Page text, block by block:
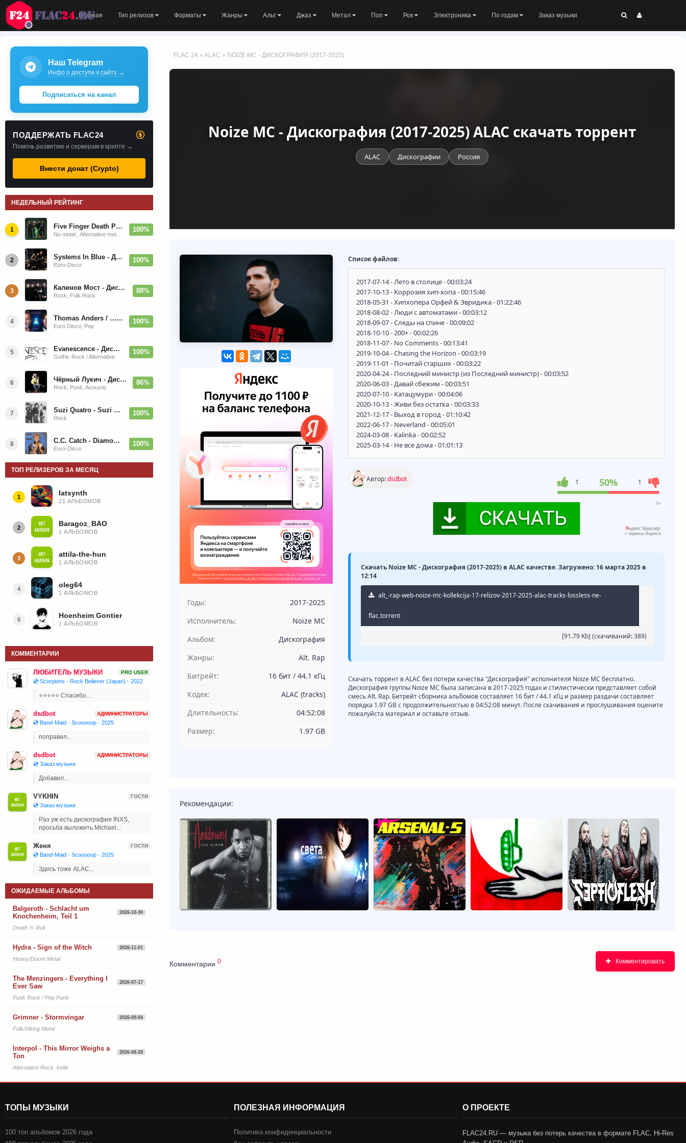
Главная Тип релизов Форматы Жанры Альт Джаз Метал Поп Рок Электроника По годам Заказ музыки
FLAC 24 » ALAC » NOIZE MC - ДИСКОГРАФИЯ (2017-2025)
Noize MC - Дискография (2017-2025) ALAC скачать торрент
ALAC Дискографии Россия
Годы:
2017-2025
Исполнитель:
Noize MC
Альбом:
Дискография
Жанры:
Alt. Rap
Битрейт:
16 бит / 44.1 кГц
Кодек:
ALAC (tracks)
Длительность:
04:52:08
Размер:
1.97 GB
Список файлов:
2017-07-14 - Лето в столице - 00:03:24
2017-10-13 - Коррозия хип-хопа - 00:15:46
2018-05-31 - Хипхопера Орфей & Эвридика - 01:22:46
2018-08-02 - Люди с автоматами - 00:03:12
2018-09-07 - Следы на спине - 00:09:02
2018-10-10 - 200+ - 00:02:26
2018-11-07 - No Comments - 00:13:41
2019-10-04 - Chasing the Horizon - 00:03:19
2019-11-01 - Почитай старших - 00:03:22
2020-04-24 - Последний министр (из Последний министр) - 00:03:52
2020-06-03 - Давай сбежим - 00:03:51
2020-07-10 - Катацумури - 00:04:06
2020-10-13 - Живи без остатка - 00:03:33
2021-12-17 - Выход в город - 01:10:42
2022-06-17 - Neverland - 00:05:01
2024-03-08 - Kalinka - 00:02:52
2025-03-14 - Не все дома - 01:01:13
Автор:dsdbot 1 50% 1
Скачать Noize MC - Дискография (2017-2025) в ALAC качестве. Загружено: 16 марта 2025 в
12:14
alt_-rap-web-noize-mc-kollekcija-17-relizov-2017-2025-alac-tracks-lossless-ne-
flac.torrent
[91.79 Kb] (cкачиваний: 389)
Скачать торрент в ALAC без потери качества "Дискография" исполнителя Noize MC бесплатно.
Дискография группы Noize MC была записана в 2017-2025 годах и стилистически представляет собой
смесь Alt. Rap. Битрейт сборника альбомов составляет 16 бит / 44.1 кГц и размер раздачи составляет
порядка 1.97 GB с продолжительностью в 04:52:08 минут. После скачивания и прослушивания оцените
пожалуйста материал и оставьте отзыв.
Рекомендации:
Комментарии 0 Комментировать
Наш Telegram
Инфо о доступе к сайту →
Подписаться на канал
ПОДДЕРЖАТЬ FLAC24
Помочь развитию и серверам в крипте →
Внести донат (Crypto)
НЕДЕЛЬНЫЙ РЕЙТИНГ
1 Five Finger Death Punch - Дискография (2008-2026) 100%
2 Systems In Blue - Дискография (2020-2026)
Euro-Disco
100%
3 Калинов Мост - Дискография (1986-2026)
Rock, Folk Rock
88%
4 Thomas Anders / … Sings Modern Talking: The Best hi-res
Euro Disco, Pop
100%
5 Evanescence - Дискография (1998-2026)
Gothic Rock / Alternative
100%
6 Чёрный Лукич - Дискография (1987-2014)
Rock, Punk, Acoustic
86%
7 Suzi Quatro - Suzi Quatro (Bonus Tracks, Remaster) 1973/2022
Rock
100%
8 C.C. Catch - Diamonds. Her Greatest Hits 1988
Euro-Disco
100%
ТОП РЕЛИЗЕРОВ ЗА МЕСЯЦ
1 latsynth
21 АЛЬБОМОВ
2 Baragoz_BAO
1 АЛЬБОМОВ
3 attila-the-hun
1 АЛЬБОМОВ
4 oleg64
1 АЛЬБОМОВ
5 Hoenheim Gontier
1 АЛЬБОМОВ
КОММЕНТАРИИ
ЛЮБИТЕЛЬ МУЗЫКИ PRO USER
💿 Scorpions - Rock Believer (Japan) - 2022
⭐⭐⭐⭐⭐ Спасибо....
dsdbot АДМИНИСТРАТОРЫ
💿 Band-Maid - Scooooop - 2025
поправил...
dsdbot АДМИНИСТРАТОРЫ
💿 Заказ музыки
Добавил...
VYKHIN ГОСТИ
💿 Заказ музыки
Раз уж есть дискография INXS,
просьба выложить Michael...
Женя ГОСТИ
💿 Band-Maid - Scooooop - 2025
Здесь тоже ALAC...
ОЖИДАЕМЫЕ АЛЬБОМЫ
Balgeroth - Schlacht um
Knochenheim, Teil 1
2026-10-30
Death 'n' Roll
Hydra - Sign of the Witch 2026-11-01
Heavy/Doom Metal
The Menzingers - Everything I
Ever Saw
2026-07-17
Punk Rock / Pop Punk
Grimner - Stormvingar 2026-09-04
Folk/Viking Metal
Interpol - This Mirror Weighs a
Ton
2026-08-28
Alternative Rock, Indie
ТОПЫ МУЗЫКИ
100 топ альбомов 2026 года
ПОЛЕЗНАЯ ИНФОРМАЦИЯ
Политика конфиденциальности
О ПРОЕКТЕ
FLAC24.RU — музыка без потерь качества в формате FLAC, Hi-Res